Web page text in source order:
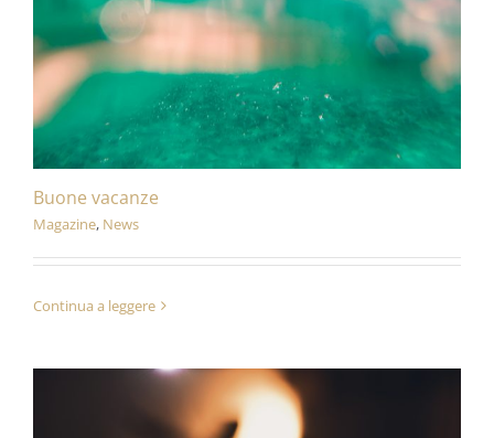
Buone vacanze
Magazine, News
Continua a leggere